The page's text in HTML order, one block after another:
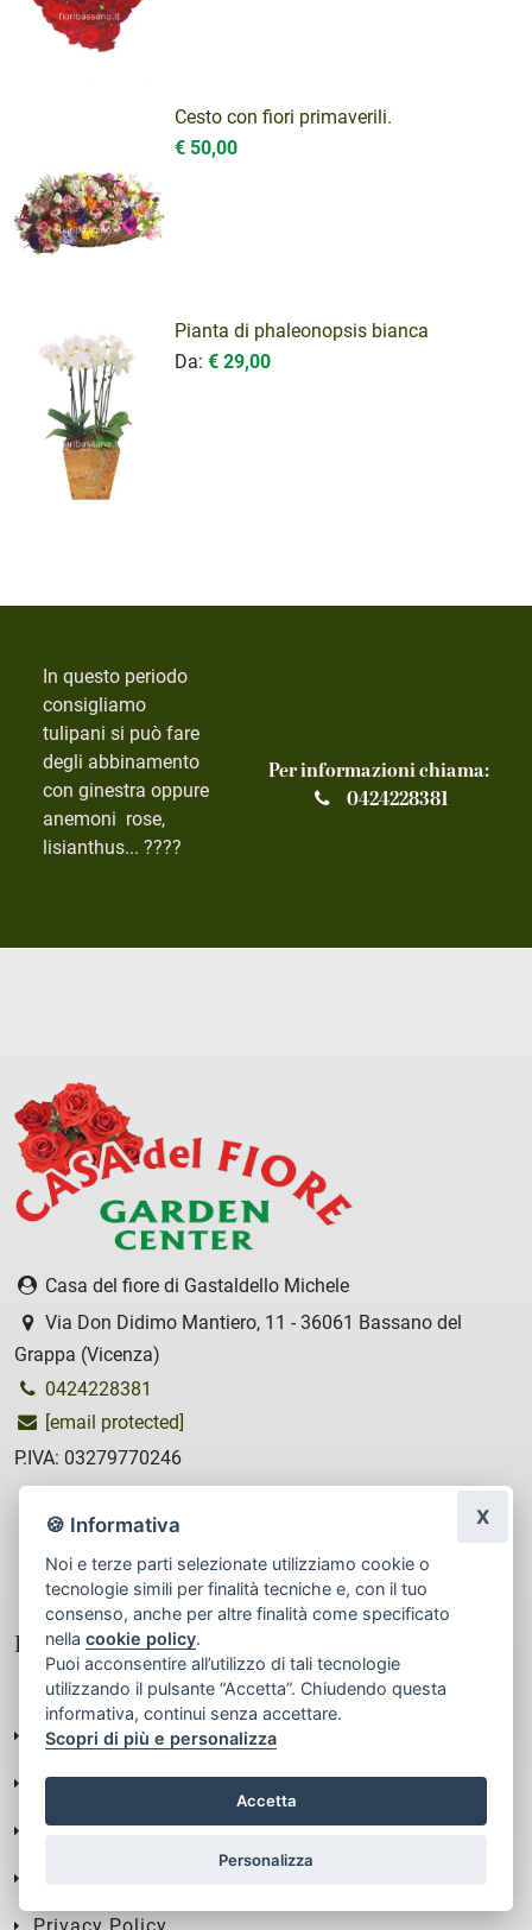
Cesto con fiori primaverili.
€ 50,00
Pianta di phaleonopsis bianca
Da:€ 29,00
In questo periodo
consigliamo
tulipani si può fare
degli abbinamento
con ginestra oppure
anemoni rose,
lisianthus... ????
Per informazioni chiama:
0424228381
Casa del fiore di Gastaldello Michele
Via Don Didimo Mantiero, 11 - 36061 Bassano del
Grappa (Vicenza)
0424228381
[email protected]
P.IVA: 03279770246
Pagine
Chi siamo
Come funziona
Contatti
🍪 Informativa
Noi e terze parti selezionate utilizziamo cookie o
tecnologie simili per finalità tecniche e, con il tuo
consenso, anche per altre finalità come specificato
nellacookie policy.
Puoi acconsentire all’utilizzo di tali tecnologie
utilizzando il pulsante “Accetta”. Chiudendo questa
informativa, continui senza accettare.
Scopri di più e personalizza
Accetta
Personalizza
X